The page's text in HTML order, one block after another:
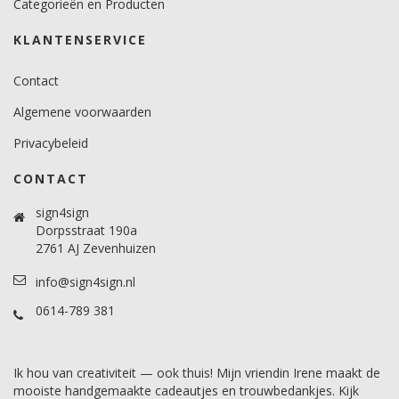
Levensduurverwachting
Categorieën en Producten
KLANTENSERVICE
Contact
Algemene voorwaarden
Privacybeleid
CONTACT
sign4sign
Dorpsstraat 190a
2761 AJ Zevenhuizen
info@sign4sign.nl
0614-789 381
Ik hou van creativiteit — ook thuis! Mijn vriendin Irene maakt de
mooiste handgemaakte cadeautjes en trouwbedankjes. Kijk